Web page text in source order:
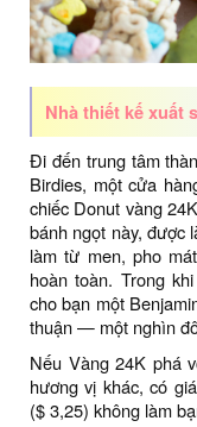
Nhà thiết kế xuất
Đi đến trung tâm
Birdies, một cửa
chiếc Donut vàng
bánh ngọt này, được
làm từ men, pho
hoàn toàn. Trong
cho bạn một
thuận — một nghìn
Nếu Vàng 24K phá
hương vị khác, có
($ 3,25) không làm